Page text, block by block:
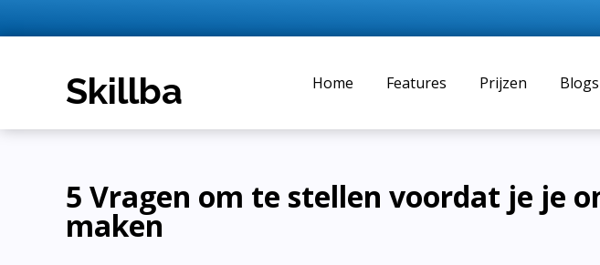
Home Features Prijzen Blogs
5 Vragen om te stellen voordat je je
maken